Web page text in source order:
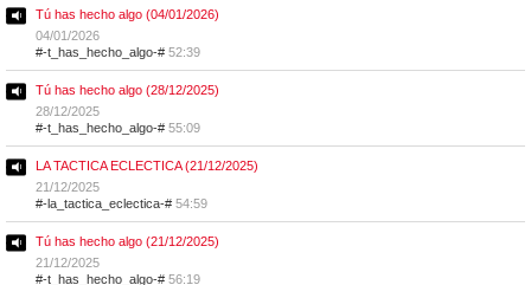
Tú has hecho algo (04/01/2026)
04/01/2026
#-t_has_hecho_algo-# 52:39
Tú has hecho algo (28/12/2025)
28/12/2025
#-t_has_hecho_algo-# 55:09
LA TACTICA ECLECTICA (21/12/2025)
21/12/2025
#-la_tactica_eclectica-# 54:59
Tú has hecho algo (21/12/2025)
21/12/2025
#-t_has_hecho_algo-# 56:19